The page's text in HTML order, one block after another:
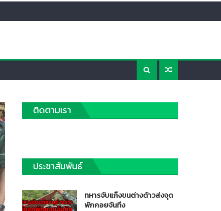
ติดตามเรา
ประชาสัมพันธ์
ทหารจับแก๊งขนต่างด้าวส่งจุด
พักคอยจันทึง